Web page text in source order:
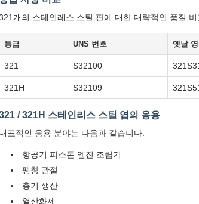
개의 스테인레스 스틸 판에 대한 대략적인 품질 비
등급 UNS 번호 옛날
321 S32100
321H S32109
/ 321H 스테인리스 스틸 엽의 응용
표적인 응용 분야는 다음과 같습니다.
항공기 피스톤 엔진 조립기
팽창 관절
총기 생산
열산화제